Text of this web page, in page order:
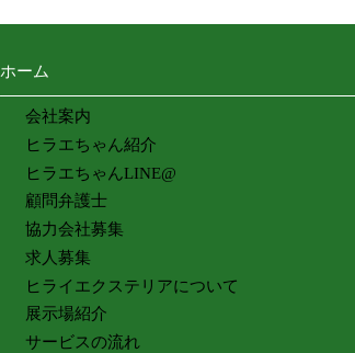
ホーム
会社案内
ヒラエちゃん紹介
ヒラエちゃんLINE@
顧問弁護士
協力会社募集
求人募集
ヒライエクステリアについて
展示場紹介
サービスの流れ